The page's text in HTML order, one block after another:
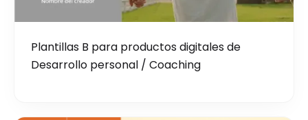
Plantillas B para productos digitales de
Desarrollo personal / Coaching